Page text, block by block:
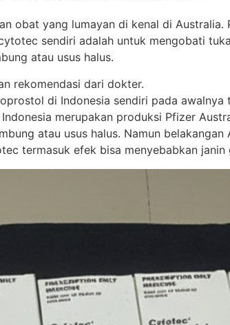
obat yang lumayan di kenal di
sendiri adalah untuk mengobati
atau usus halus.
rekomendasi dari dokter.
di Indonesia sendiri pada
merupakan produksi Pfizer
atau usus halus. Namun
termasuk efek bisa menyebabkan janin